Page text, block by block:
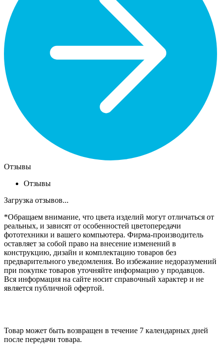
Отзывы
Отзывы
Загрузка отзывов...
*Обращаем внимание, что цвета изделий могут отличаться от
реальных, и зависят от особенностей цветопередачи
фототехники и вашего компьютера. Фирма-производитель
оставляет за собой право на внесение изменений в
конструкцию, дизайн и комплектацию товаров без
предварительного уведомления. Во избежание недоразумений
при покупке товаров уточняйте информацию у продавцов.
Вся информация на сайте носит справочный характер и не
является публичной офертой.
Товар может быть возвращен в течение 7 календарных дней
после передачи товара.